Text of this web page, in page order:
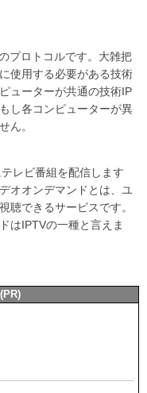
プロトコルです。大雑把
使用する必要がある技術
ューターが共通の技術IP
し各コンピューターが異
ん。
レビ番組を配信します
オオンデマンドとは、ユ
聴できるサービスです。
はIPTVの一種と言えま